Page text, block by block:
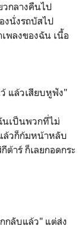
วกลางคืนไป
งนั่งรถบัสไป
พลงของฉัน เนื้อ
แล้วเสียบหูฟัง"
นเป็นพวกที่ไม่
ล้วก็ก้มหน้าหลับ
ต้าร์ ก็เลยกอดกระ
กลับแล้ว" แต่ส่ง